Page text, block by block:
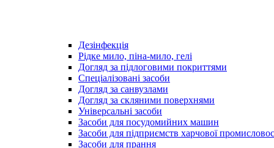
Дезінфекція
Рідке мило, піна-мило, гелі
Догляд за підлоговими покриттями
Спеціалізовані засоби
Догляд за санвузлами
Догляд за скляними поверхнями
Універсальні засоби
Засоби для посудомийних машин
Засоби для підприємств харчової
Засоби для прання